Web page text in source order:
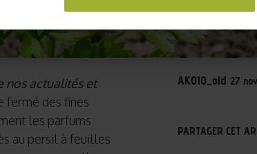
nos actualités et
fermé des fines
les parfums
au persil à feuilles
AKO10_old 27
PARTAGER CET